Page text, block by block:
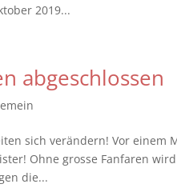
2019...
abgeschlossen
sich verändern! Vor
Ohne grosse Fanfaren
die...